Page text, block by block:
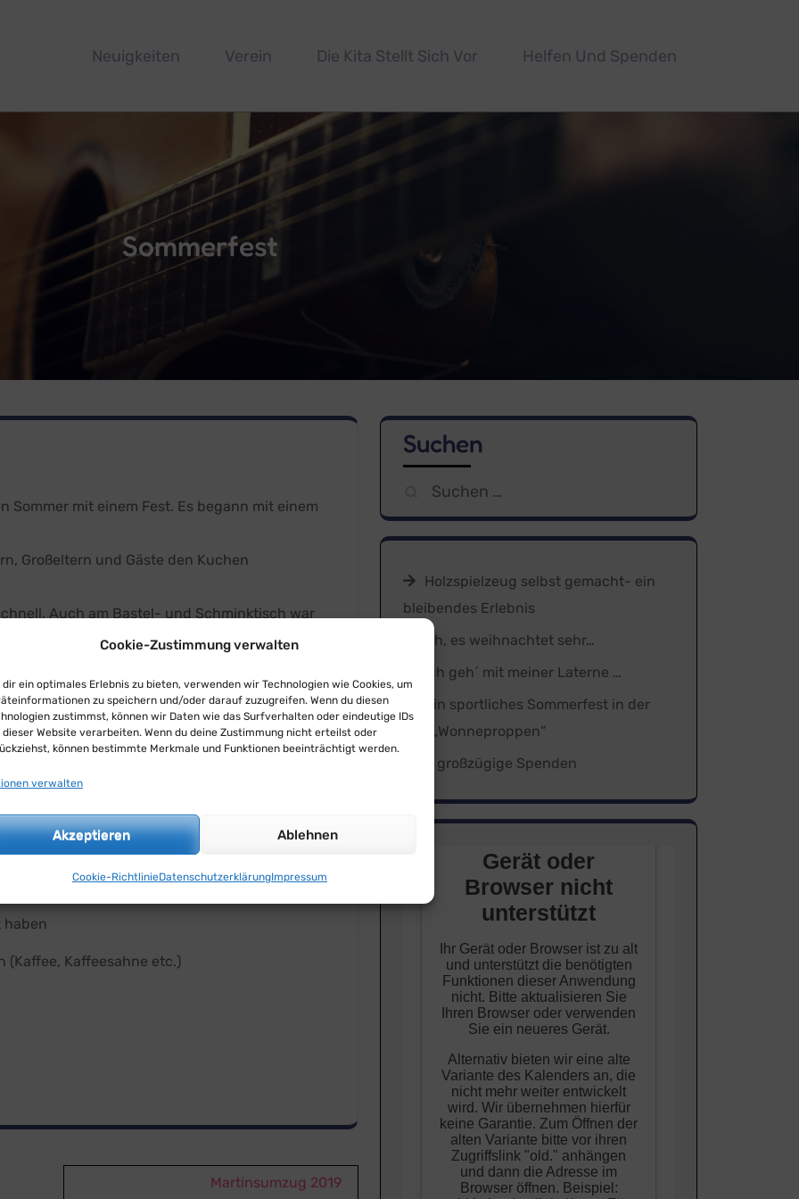
Cookie-Zustimmung verwalten
dir ein optimales Erlebnis zu bieten, verwenden wir Technologien wie Cookies, um
zu speichern und/oder darauf zuzugreifen. Wenn du diesen
zustimmst, können wir Daten wie das Surfverhalten oder eindeutige IDs
dieser Website verarbeiten. Wenn du deine Zustimmung nicht erteilst oder
können bestimmte Merkmale und Funktionen beeinträchtigt werden.
verwalten
Akzeptieren Ablehnen
Cookie-RichtlinieDatenschutzerklärungImpressum
Neuigkeiten Verein Die Kita Stellt Sich Vor Helfen Und Spenden
Sommerfest
Sommer mit einem Fest. Es begann mit einem
Großeltern und Gäste den Kuchen
Auch am Bastel- und Schminktisch war
Es gab keine Nieten.
und der Tag klang mit einem Würstchen in der
recht herzlich bedanken:
Abwasch
haben
Kaffeesahne etc.)
Martinsumzug 2019
Suchen
Suchen
nach:
Holzspielzeug selbst gemacht- ein
bleibendes Erlebnis
Oh, es weihnachtet sehr…
Ich geh´ mit meiner Laterne …
Ein sportliches Sommerfest in der
Kita „Wonneproppen“
3 großzügige Spenden